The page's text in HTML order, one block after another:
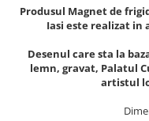
Nicolae Gane)
Muzeul National
Muzeul National de
Personalitati istorice si
Romania
Suport pahare suvenir
Produsul Magnet de
Iasi este realizat in
Desenul care sta la
lemn, gravat, Palatul
artistul